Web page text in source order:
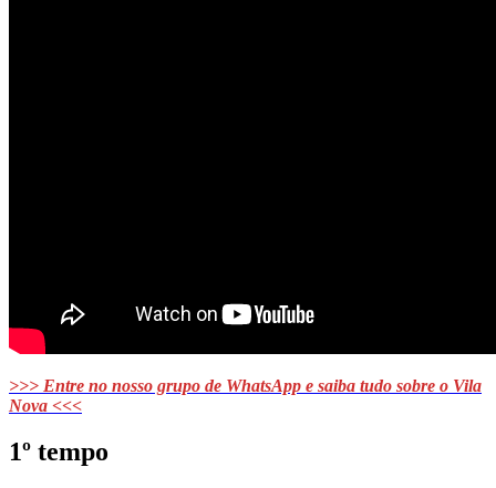
>>> Entre no nosso grupo de WhatsApp e saiba tudo sobre o Vila
Nova <<<
1º tempo